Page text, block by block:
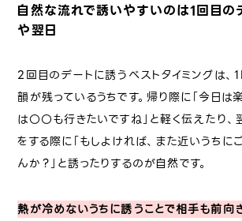
自然な流れで誘いやすいのは1回目の
や翌日
2回目のデートに誘うベストタイミングは、
韻が残っているうちです。帰り際に「今日は
は〇〇も行きたいですね」と軽く伝えたり
をする際に「もしよければ、また近いうちに
んか？」と誘ったりするのが自然です。
熱が冷めないうちに誘うことで相手も前向